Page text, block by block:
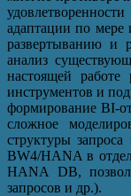
адаптации по мере
развертыванию и
анализ
настоящей работе
инструментов и
формирование BI-
сложное
структуры
BW4/HANA в
HANA DB,
запросов и др.).